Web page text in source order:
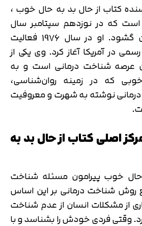
کتاب از حال بد به حال خوب ،
است که در نوزدهم سپتامبر سال
1942 چشم به جهان گشود. او در سال 1976 فعالیت
در آمریکا آغاز کرد. وی یکی از
عرصه شناخت درمانی است و به
که در زمینه روان‌شناسی،
نوشته به شهرت و معروفیت
اصلی کتاب از حال بد به
خوب پیرامون مسئله شناخت
روش شناخت درمانی بر این اساس
از مشکلات انسان از عدم شناخت
فردی خودش را بشناسد و با